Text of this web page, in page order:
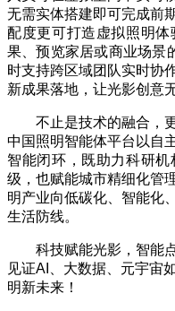
无需实体搭建即可完成前
配度更可打造虚拟照明
果、预览家居或商业场景
时支持跨区域团队实时协
新成果落地，让光影创意
不止是技术的融合，
中国照明智能体平台以自
智能闭环，既助力科研
级，也赋能城市精细化管
明产业向低碳化、智能化
生活防线。
科技赋能光影，智能
见证AI、大数据、元宇宙
明新未来！